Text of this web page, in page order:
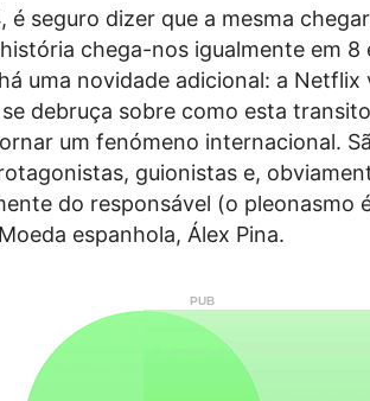
é seguro dizer que a mesma
chega-nos igualmente em 8
uma novidade adicional: a Netflix
debruça sobre como esta
um fenómeno internacional.
guionistas e,
do responsável (o pleonasmo
espanhola, Álex Pina.